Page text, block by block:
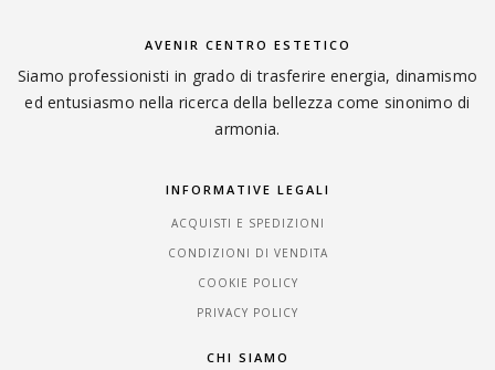
AVENIR CENTRO ESTETICO
Siamo professionisti in grado di trasferire energia, dinamismo
ed entusiasmo nella ricerca della bellezza come sinonimo di
armonia.
INFORMATIVE LEGALI
ACQUISTI E SPEDIZIONI
CONDIZIONI DI VENDITA
COOKIE POLICY
PRIVACY POLICY
CHI SIAMO